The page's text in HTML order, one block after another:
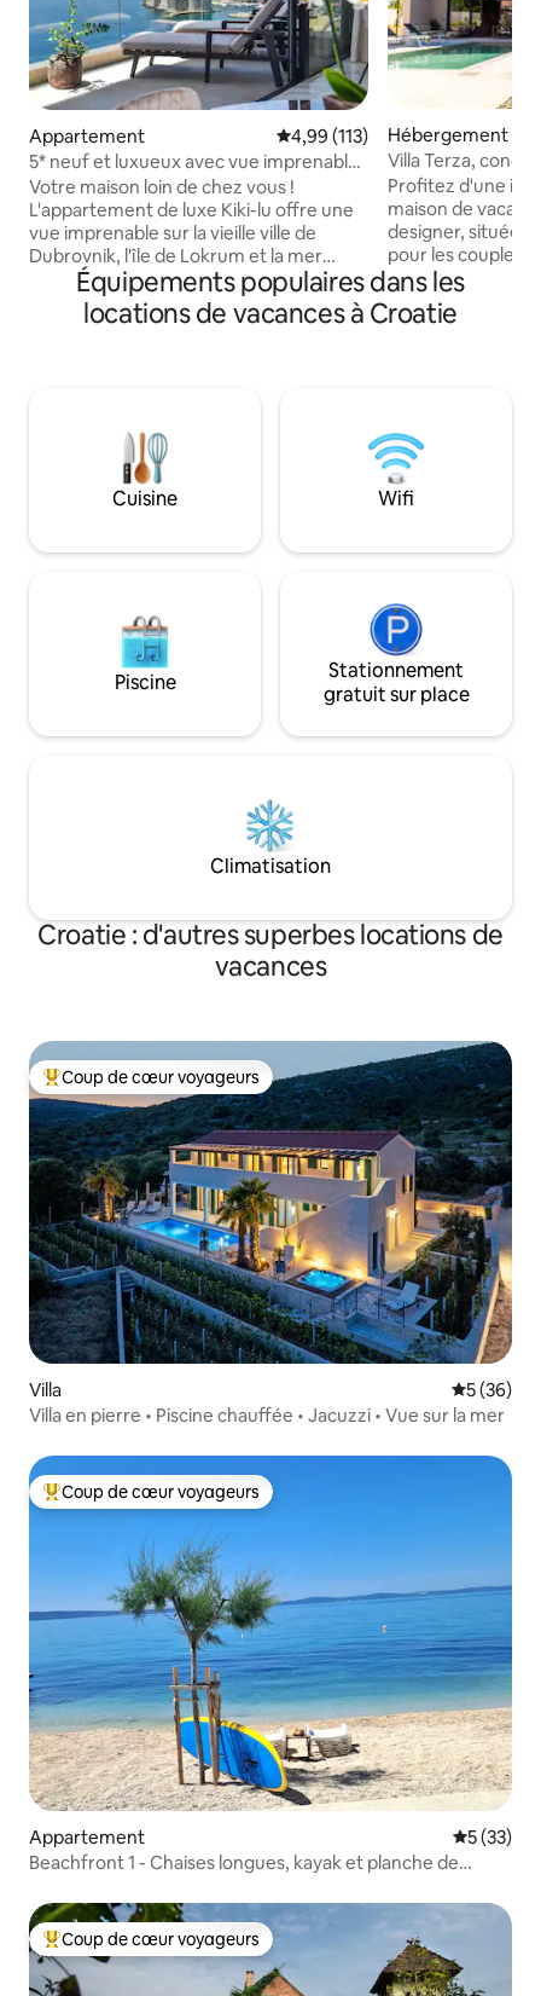
Appartement Évaluation moyenne sur la
4,99 (113)
5* neuf et luxueux avec vue imprenable
- Kiki Lu Apart
Votre maison loin de chez vous !
L'appartement de luxe Kiki-lu offre une
vue imprenable sur la vieille ville de
Dubrovnik, l'île de Lokrum et la mer
Adriatique. 2 chambres entièrement
équipées, toutes deux avec salle de
bains privative. Kiki-lu offre tout ce dont
ascenseur. Tout cela pour assurer un
maximum de confort pendant votre
plage La plage de Jacob, la plage de
restaurants sont accessibles à pied.
Hébergement
Villa Terza,
Profitez d'une
maison de
designer, située à
pour les couples
maison fait 109
750 m2. La
chambres
2 kilomètres (1,2
commodités. Elle
centre de l'Istrie,
excellent pied-à-
couvert pour 2
Équipements populaires dans les
locations de vacances à Croatie
Cuisine Wifi
Piscine
Stationnement
gratuit sur place
Climatisation
Croatie : d'autres superbes locations de
vacances
Coups de cœur voyageurs les plus appréciés
Coup de cœur voyageurs
Villa
5 (36)
Villa en pierre • Piscine chauffée • Jacuzzi • Vue sur la mer
Coups de cœur voyageurs les plus appréciés
Coup de cœur voyageurs
Appartement
5 (33)
Beachfront 1 - Chaises longues, kayak et planche de
Coups de cœur voyageurs les plus appréciés
Coup de cœur voyageurs